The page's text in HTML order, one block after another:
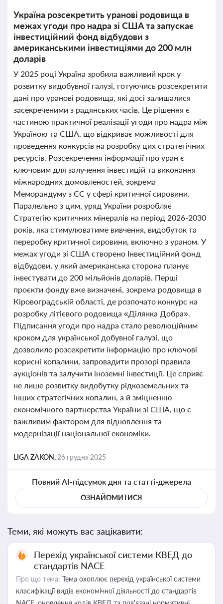
Україна розсекретить уранові родовища в
межах угоди про надра зі США та запускає
інвестиційний фонд відбудови з
американськими інвестиціями до 200 млн
доларів
У 2025 році Україна зробила важливий крок у
розвитку видобувної галузі, готуючись розсекретити
дані про уранові родовища, які досі залишалися
засекреченими з радянських часів. Це рішення є
частиною практичної реалізації угоди про надра між
Україною та США, що відкриває можливості для
проведення конкурсів на розробку цих стратегічних
ресурсів. Розсекречення інформації про уран є
ключовим для залучення інвестицій та виконання
міжнародних домовленостей, зокрема
Меморандуму з ЄС у сфері критичної сировини.
Паралельно з цим, уряд України розробляє
Стратегію критичних мінералів на період 2026-2030
років, яка стимулюватиме вивчення, видобуток та
переробку критичної сировини, включно з ураном. У
межах угоди зі США створено Інвестиційний фонд
відбудови, у який американська сторона планує
інвестувати до 200 мільйонів доларів. Перші
проєкти фонду вже визначені, зокрема родовища в
Кіровоградській області, де розпочато конкурс на
розробку літієвого родовища «Ділянка Добра».
Підписання угоди про надра стало революційним
кроком для української добувної галузі, що
дозволило розсекретити інформацію про ключові
корисні копалини, запровадити прозорі правила
аукціонів та залучити іноземні інвестиції. Це сприяє
не лише розвитку видобутку рідкоземельних та
інших стратегічних копалин, а й зміцненню
економічного партнерства України зі США, що є
важливим фактором для відновлення та
модернізації національної економіки.
LIGA ZAKON, 26 грудня 2025
Повний AI-підсумок дня та статті-джерела
ОЗНАЙОМИТИСЯ
Теми, які можуть вас зацікавити:
Перехід української системи КВЕД до
стандартів NACE
Про що тема: Тема охоплює перехід української системи
класифікації видів економічної діяльності до стандартів